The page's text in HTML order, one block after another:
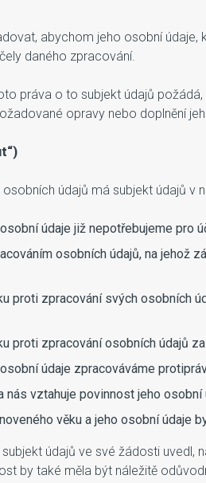
abychom jeho osobní
daného zpracování.
práva o to subjekt údajů
opravy nebo doplnění
údajů má subjekt údajů v
údaje již nepotřebujeme pro
osobních údajů, na jehož
proti zpracování svých osobních
proti zpracování osobních údajů
údaje zpracováváme
nás vztahuje povinnost jeho
věku a jeho osobní
údajů ve své žádosti
by také měla být náležitě